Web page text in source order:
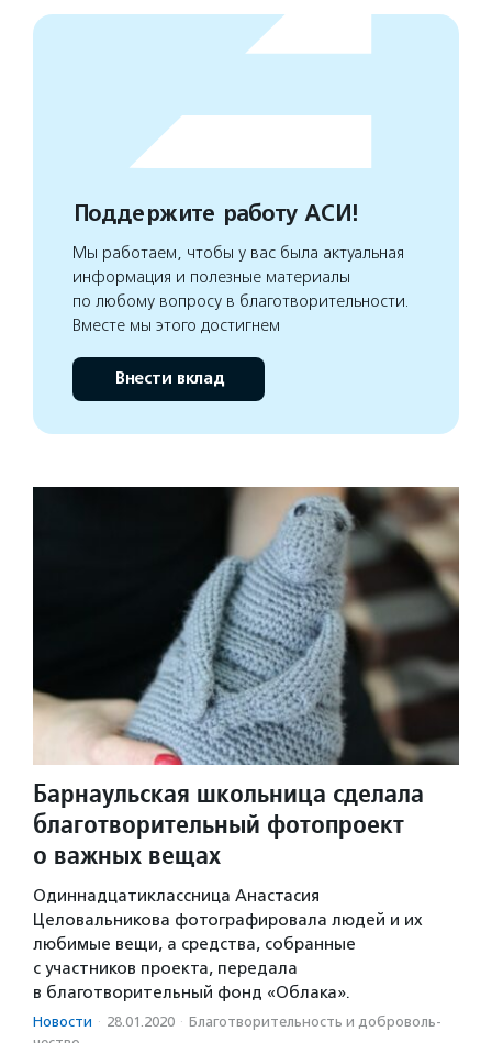
Поддержите работу АСИ!
Мы работаем, чтобы у вас была актуальная
информация и полезные материалы
по любому вопросу в благотворительности.
Вместе мы этого достигнем
Внести вклад
Барнаульская школьница сделала
благотворительный фотопроект
о важных вещах
Одиннадцатиклассница Анастасия
Целовальникова фотографировала людей и их
любимые вещи, а средства, собранные
с участников проекта, передала
в благотворительный фонд «Облака».
Новости · 28.01.2020 · Благотвори­тель­ность и доброволь­